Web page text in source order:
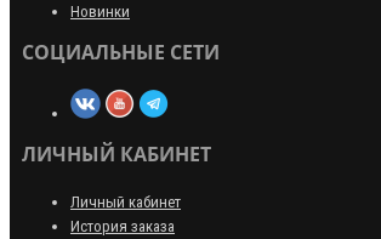
Новинки
СОЦИАЛЬНЫЕ СЕТИ
ЛИЧНЫЙ КАБИНЕТ
Личный кабинет
История заказа